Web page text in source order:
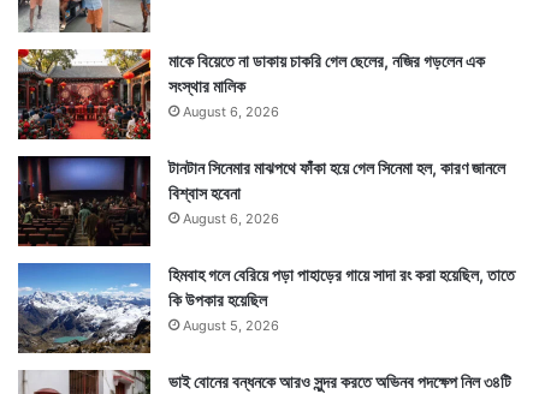
মাকে বিয়েতে না ডাকায় চাকরি গেল ছেলের, নজির গড়লেন এক
সংস্থার মালিক
August 6, 2026
টানটান সিনেমার মাঝপথে ফাঁকা হয়ে গেল সিনেমা হল, কারণ জানলে
বিশ্বাস হবেনা
August 6, 2026
হিমবাহ গলে বেরিয়ে পড়া পাহাড়ের গায়ে সাদা রং করা হয়েছিল, তাতে
কি উপকার হয়েছিল
August 5, 2026
ভাই বোনের বন্ধনকে আরও সুন্দর করতে অভিনব পদক্ষেপ নিল ৩৪টি